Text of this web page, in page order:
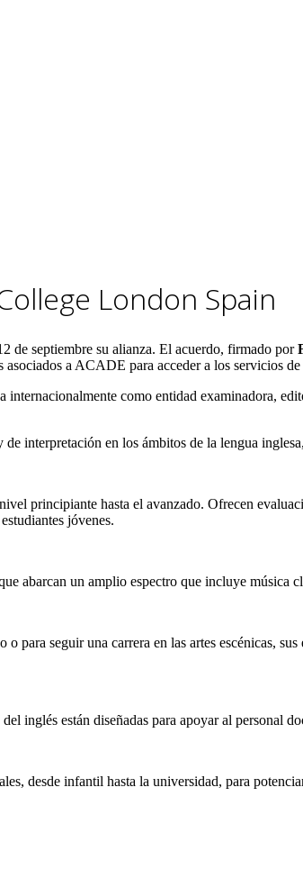
London Spain
de septiembre su alianza. El acuerdo, firmado por
a ACADE para acceder a los servicios de
internacionalmente como entidad examinadora,
interpretación en los ámbitos de la lengua
principiante hasta el avanzado. Ofrecen
jóvenes.
abarcan un amplio espectro que incluye música
para seguir una carrera en las artes escénicas,
inglés están diseñadas para apoyar al personal
desde infantil hasta la universidad, para